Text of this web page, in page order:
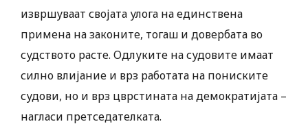
извршуваат својата улога на единствена
примена на законите, тогаш и довербата во
судството расте. Одлуките на судовите имаат
силно влијание и врз работата на пониските
судови, но и врз цврстината на демократијата –
нагласи претседателката.